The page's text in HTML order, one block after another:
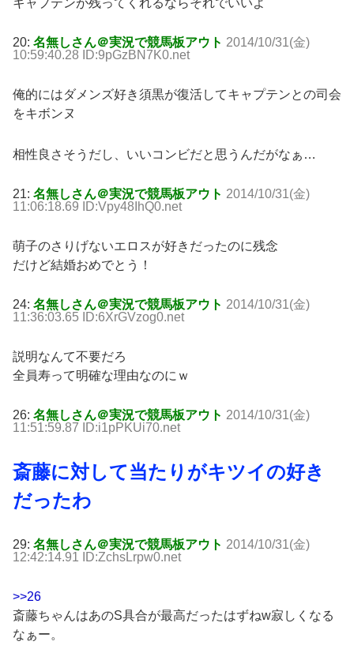
20: 名無しさん＠実況で競馬板アウト 2014/10/31(金)
10:59:40.28 ID:9pGzBN7K0.net
俺的にはダメンズ好き須黒が復活してキャプテンとの司会
をキボンヌ
相性良さそうだし、いいコンビだと思うんだがなぁ…
21: 名無しさん＠実況で競馬板アウト 2014/10/31(金)
11:06:18.69 ID:Vpy48IhQ0.net
萌子のさりげないエロスが好きだったのに残念
だけど結婚おめでとう！
24: 名無しさん＠実況で競馬板アウト 2014/10/31(金)
11:36:03.65 ID:6XrGVzog0.net
説明なんて不要だろ
全員寿って明確な理由なのにｗ
26: 名無しさん＠実況で競馬板アウト 2014/10/31(金)
11:51:59.87 ID:i1pPKUi70.net
斎藤に対して当たりがキツイの好き
だったわ
29: 名無しさん＠実況で競馬板アウト 2014/10/31(金)
12:42:14.91 ID:ZchsLrpw0.net
>>26
斎藤ちゃんはあのS具合が最高だったはずねw寂しくなる
なぁー。